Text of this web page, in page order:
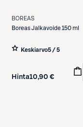
BOREAS
BoreasJalkavoide 150 ml
Keskiarvo5 / 5
Hinta10,90 €